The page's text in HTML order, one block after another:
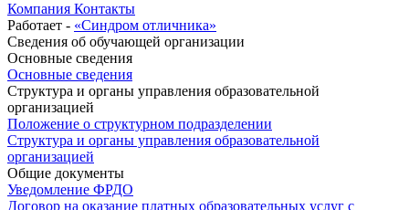
Компания Контакты
Работает - «Синдром отличника»
Сведения об обучающей организации
Основные сведения
Основные сведения
Структура и органы управления образовательной
организацией
Положение о структурном подразделении
Структура и органы управления образовательной
организацией
Общие документы
Уведомление ФРДО
Договор на оказание платных образовательных услуг с